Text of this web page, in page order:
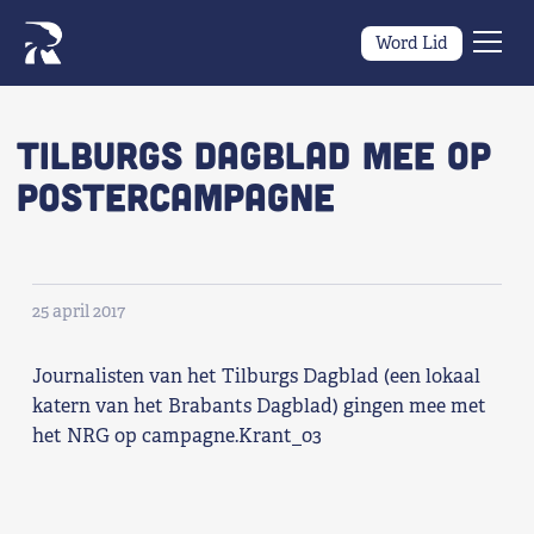
Word Lid
×
Wat we doen
Wie we zijn
Nieuws
Tilburgs Dagblad mee op
postercampagne
25 april 2017
Journalisten van het Tilburgs Dagblad (een lokaal
katern van het Brabants Dagblad) gingen mee met
het NRG op campagne.Krant_03